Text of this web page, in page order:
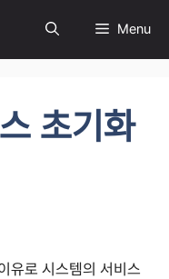
Menu
초기화
유로 시스템의 서비스